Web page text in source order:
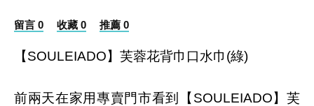
留言 0 收藏 0 推薦 0
【SOULEIADO】芙蓉花背巾口水巾(綠)
前兩天在家用專賣門市看到【SOULEIADO】芙